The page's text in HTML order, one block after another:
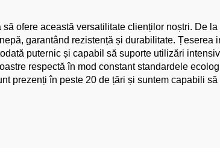
ofere această versatilitate clienților noștri. De la
garantând rezistență și durabilitate. Țeserea
puternic și capabil să suporte utilizări
respectă în mod constant standardele
prezenți în peste 20 de țări și suntem capabili să